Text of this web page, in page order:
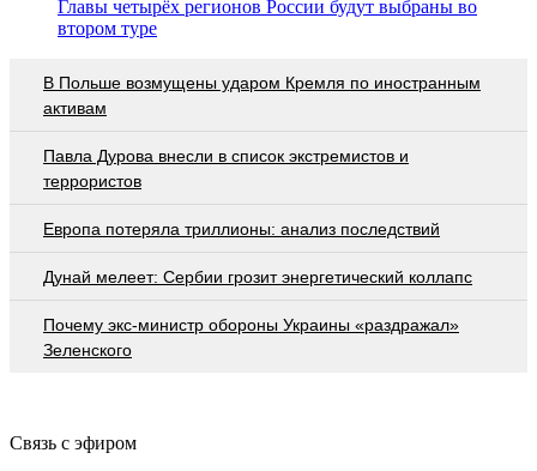
Главы четырёх регионов России будут выбраны во
втором туре
В Польше возмущены ударом Кремля по иностранным
активам
Павла Дурова внесли в список экстремистов и
террористов
Европа потеряла триллионы: анализ последствий
Дунай мелеет: Сербии грозит энергетический коллапс
Почему экс-министр обороны Украины «раздражал»
Зеленского
Связь с эфиром